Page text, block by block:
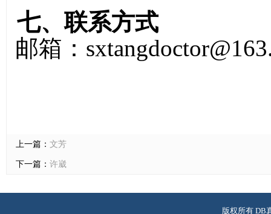
七、联系方式
邮箱：
上一篇： 文芳
下一篇： 许崴
版权所有 DB